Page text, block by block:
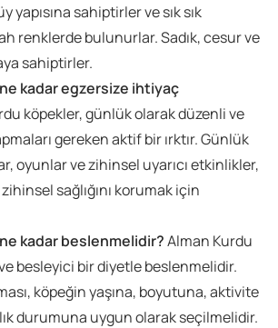
yapısına sahiptirler ve sık sık
renklerde bulunurlar. Sadık, cesur ve
sahiptirler.
kadar egzersize ihtiyaç
köpekler, günlük olarak düzenli ve
gereken aktif bir ırktır. Günlük
oyunlar ve zihinsel uyarıcı etkinlikler,
sağlığını korumak için
kadar beslenmelidir?Alman Kurdu
besleyici bir diyetle beslenmelidir.
köpeğin yaşına, boyutuna, aktivite
durumuna uygun olarak seçilmelidir.